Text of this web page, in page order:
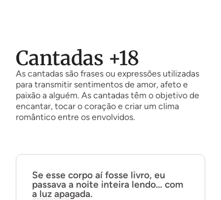
Cantadas +18
As cantadas são frases ou expressões utilizadas
para transmitir sentimentos de amor, afeto e
paixão a alguém. As cantadas têm o objetivo de
encantar, tocar o coração e criar um clima
romântico entre os envolvidos.
Se esse corpo aí fosse livro, eu
passava a noite inteira lendo… com
a luz apagada.